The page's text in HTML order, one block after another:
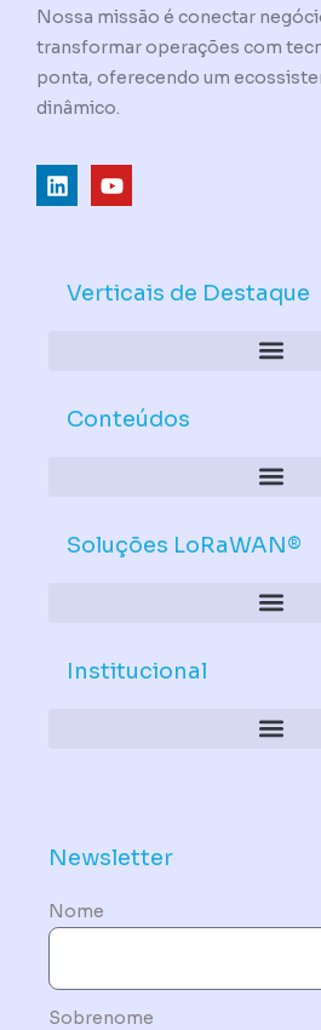
Nossa missão é conectar
transformar operações com
ponta, oferecendo um
dinâmico.
L
i
d
Y
o
b
Verticais de Destaque
Conteúdos
Soluções LoRaWAN®
Institucional
Newsletter
Nome
Sobrenome